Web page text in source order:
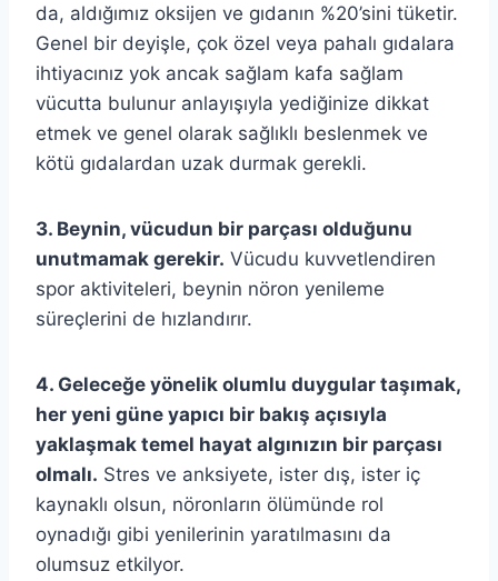
da, aldığımız oksijen ve gıdanın %20’sini tüketir.
Genel bir deyişle, çok özel veya pahalı gıdalara
ihtiyacınız yok ancak sağlam kafa sağlam
vücutta bulunur anlayışıyla yediğinize dikkat
etmek ve genel olarak sağlıklı beslenmek ve
kötü gıdalardan uzak durmak gerekli.
3. Beynin, vücudun bir parçası olduğunu
unutmamak gerekir. Vücudu kuvvetlendiren
spor aktiviteleri, beynin nöron yenileme
süreçlerini de hızlandırır.
4. Geleceğe yönelik olumlu duygular taşımak,
her yeni güne yapıcı bir bakış açısıyla
yaklaşmak temel hayat algınızın bir parçası
olmalı. Stres ve anksiyete, ister dış, ister iç
kaynaklı olsun, nöronların ölümünde rol
oynadığı gibi yenilerinin yaratılmasını da
olumsuz etkilyor.